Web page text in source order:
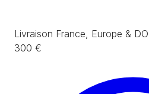
Livraison France, Europe &
300 €